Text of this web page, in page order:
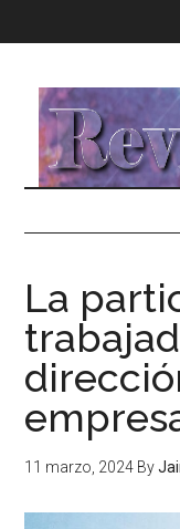
La
11 marzo, 2024 By